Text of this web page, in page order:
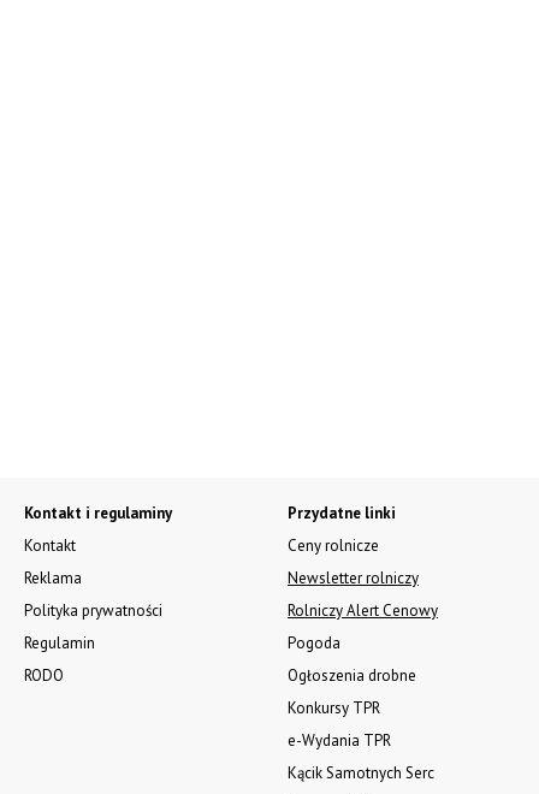
Kontakt i regulaminy
Kontakt
Reklama
Polityka prywatności
Regulamin
RODO
Przydatne linki
Ceny rolnicze
Newsletter rolniczy
Rolniczy Alert Cenowy
Pogoda
Ogłoszenia drobne
Konkursy TPR
e-Wydania TPR
Kącik Samotnych Serc